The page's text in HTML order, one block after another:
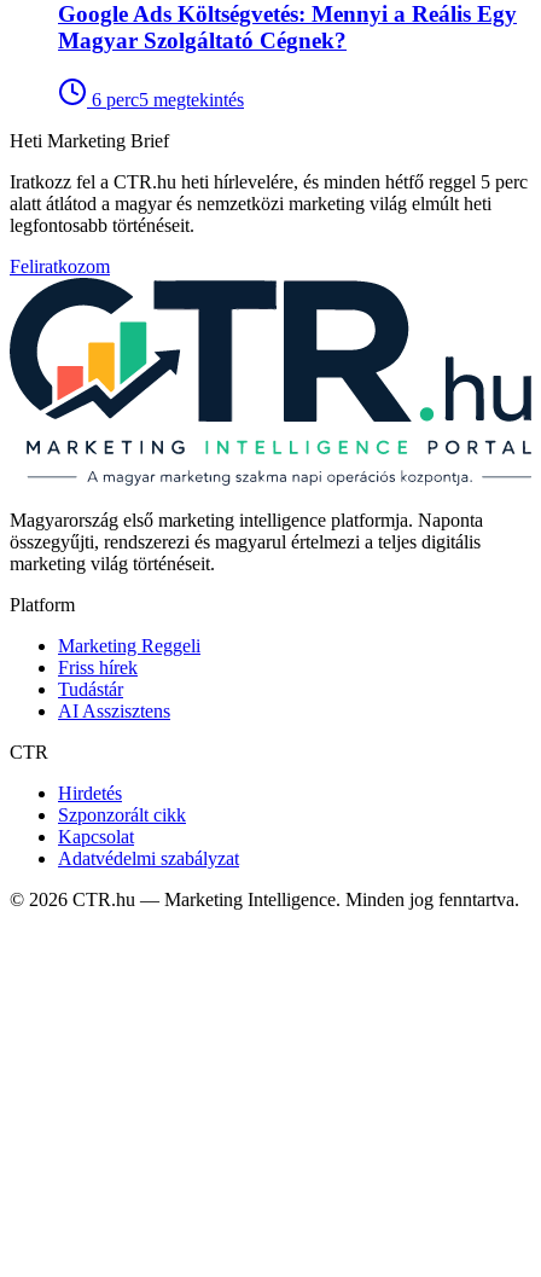
Google Ads Költségvetés: Mennyi a Reális Egy
Magyar Szolgáltató Cégnek?
6 perc5 megtekintés
Heti Marketing Brief
Iratkozz fel a CTR.hu heti hírlevelére, és minden hétfő reggel 5 perc
alatt átlátod a magyar és nemzetközi marketing világ elmúlt heti
legfontosabb történéseit.
Feliratkozom
Magyarország első marketing intelligence platformja. Naponta
összegyűjti, rendszerezi és magyarul értelmezi a teljes digitális
marketing világ történéseit.
Platform
Marketing Reggeli
Friss hírek
Tudástár
AI Asszisztens
CTR
Hirdetés
Szponzorált cikk
Kapcsolat
Adatvédelmi szabályzat
© 2026 CTR.hu — Marketing Intelligence. Minden jog fenntartva.